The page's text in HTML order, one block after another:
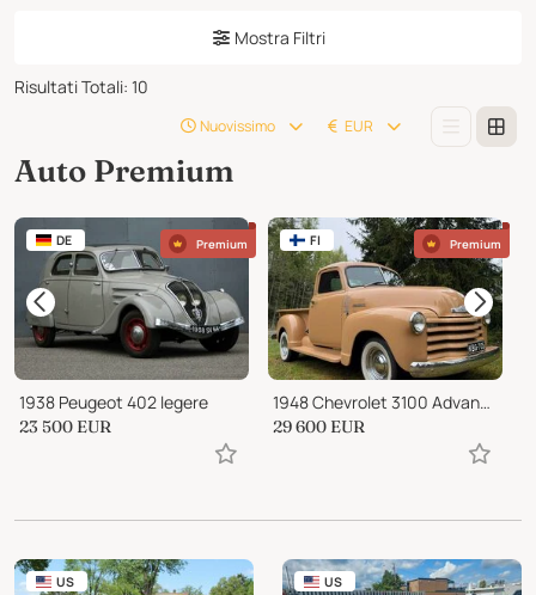
Mostra Filtri
Risultati Totali: 10
Nuovissimo EUR
Auto Premium
DE Premium
1938 Peugeot 402 legere
23 500 EUR
FI Premium
1948 Chevrolet 3100 Advance /design, highly origin,inline 6
29 600 EUR
US US